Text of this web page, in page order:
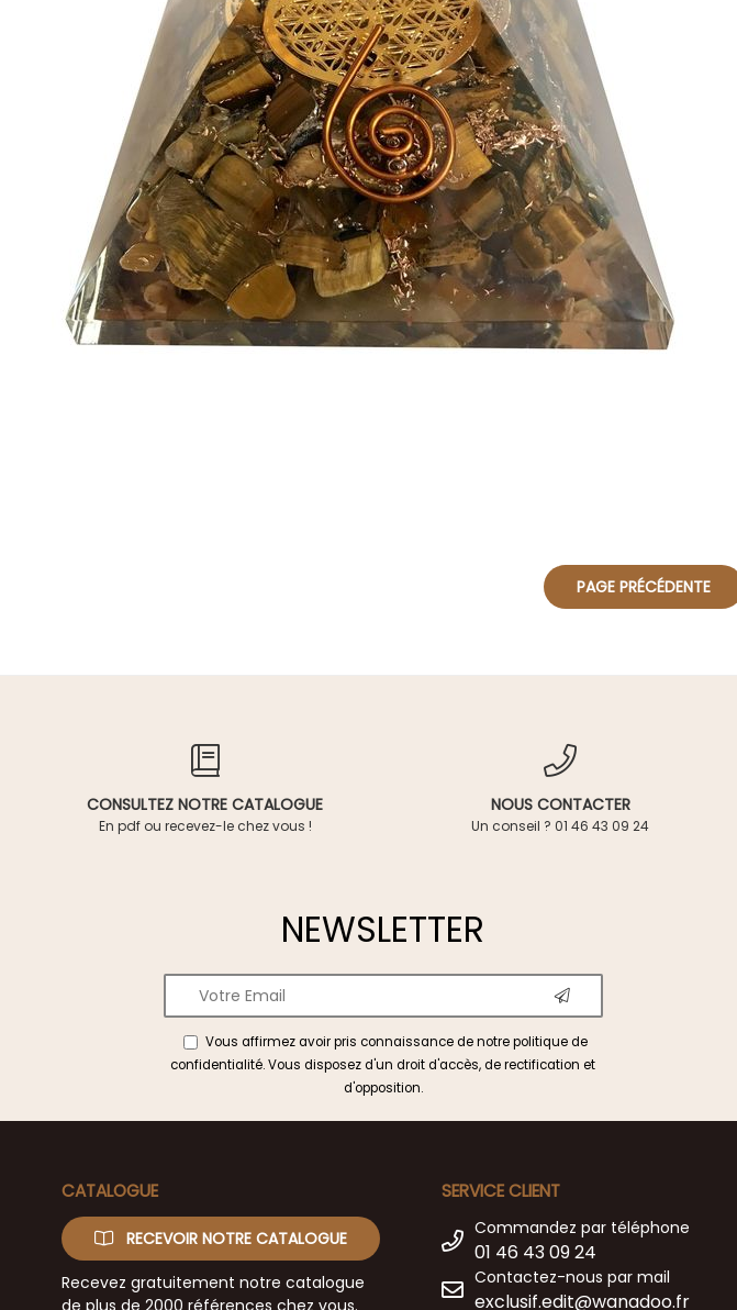
CONSULTEZ NOTRE CATALOGUE
En pdf ou recevez-le chez vous !
NOUS CONTACTER
Un conseil ? 01 46 43 09 24
NEWSLETTER
Vous affirmez avoir pris connaissance de notrepolitique de
confidentialité. Vous disposez d'un droit d'accès, de rectification et
d'opposition.
CATALOGUE
RECEVOIR NOTRE CATALOGUE
Recevez gratuitement notre catalogue
SERVICE CLIENT
Commandez par téléphone
01 46 43 09 24
Contactez-nous par mail
exclusif.edit@wanadoo.fr